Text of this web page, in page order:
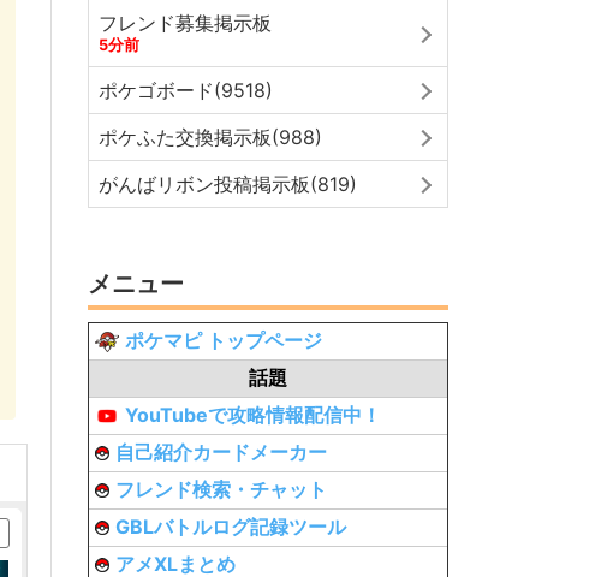
フレンド募集掲示板
5分前
ポケゴボード(9518)
ポケふた交換掲示板(988)
がんばリボン投稿掲示板(819)
メニュー
ポケマピ トップページ
話題
YouTubeで攻略情報配信中！
自己紹介カードメーカー
フレンド検索・チャット
GBLバトルログ記録ツール
アメXLまとめ